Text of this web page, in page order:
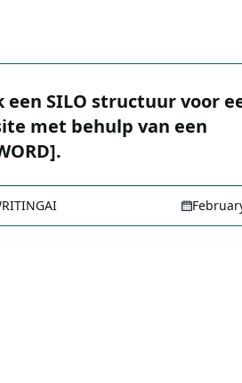
een SILO structuur voor
met behulp van een